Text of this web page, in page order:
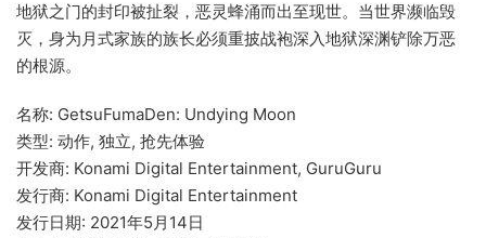
地狱之门的封印被扯裂，恶灵蜂涌而出至现世。当世界濒临毁
灭，身为月式家族的族长必须重披战袍深入地狱深渊铲除万恶
的根源。
名称: GetsuFumaDen: Undying Moon
类型: 动作, 独立, 抢先体验
开发商: Konami Digital Entertainment, GuruGuru
发行商: Konami Digital Entertainment
发行日期: 2021年5月14日